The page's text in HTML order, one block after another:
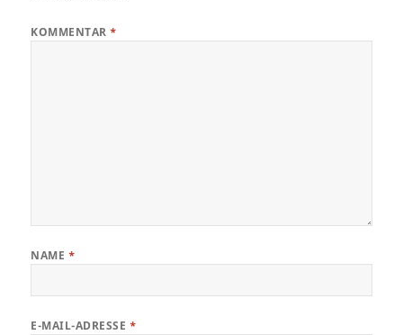
KOMMENTAR*
NAME *
E-MAIL-ADRESSE *